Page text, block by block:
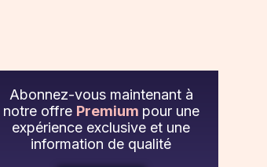
Abonnez-vous maintenant à
notre offre Premium pour une
expérience exclusive et une
information de qualité